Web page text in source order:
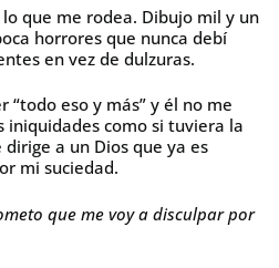
que me rodea. Dibujo mil y un
horrores que nunca debí
en vez de dulzuras.
eso y más” y él no me
iniquidades como si tuviera la
a un Dios que ya es
mi suciedad.
que me voy a disculpar por